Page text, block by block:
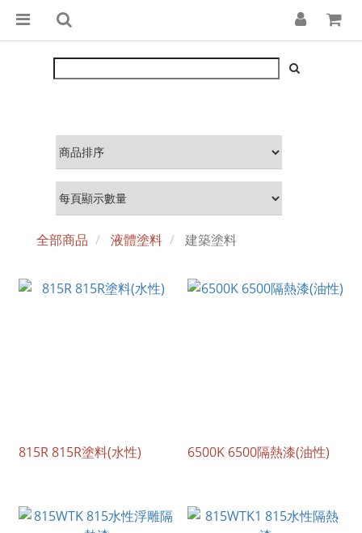
全部商品 液體塗料 建築塗料
815R 815R塗料(水性) 6500K 6500隔熱漆(油性)